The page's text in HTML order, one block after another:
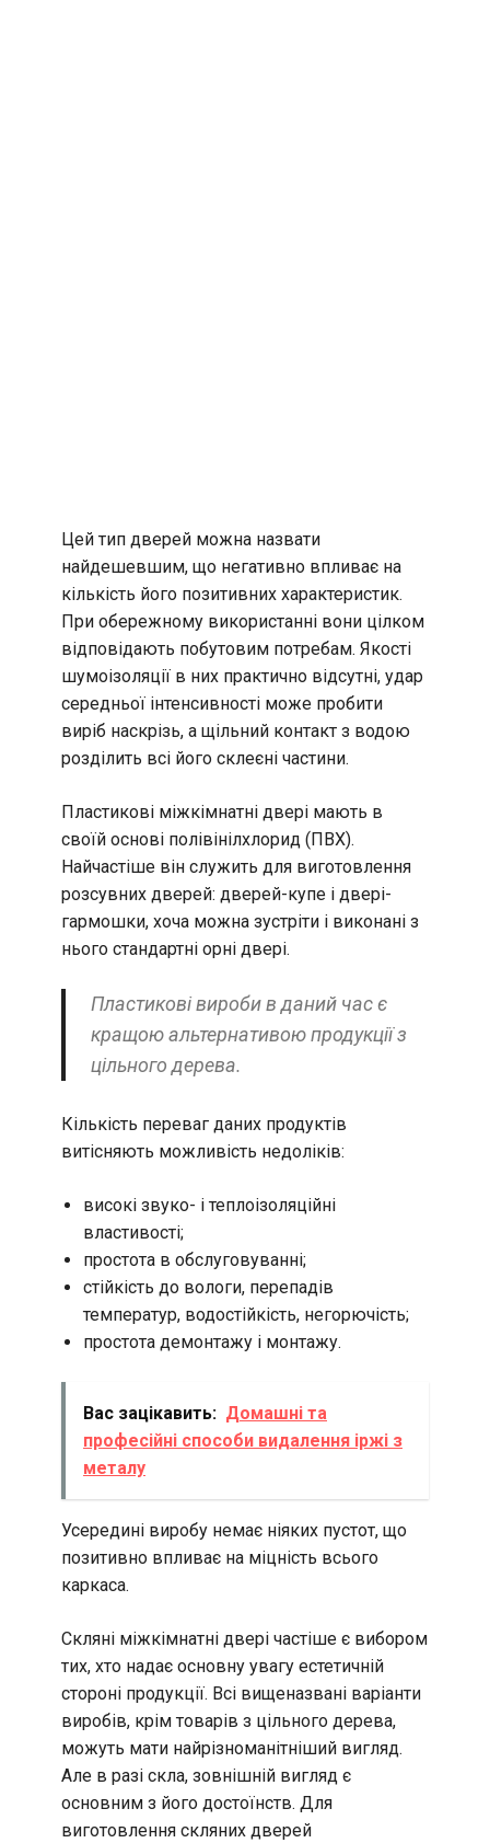
Цей тип дверей можна назвати
найдешевшим, що негативно впливає на
кількість його позитивних характеристик.
При обережному використанні вони цілком
відповідають побутовим потребам. Якості
шумоізоляції в них практично відсутні, удар
середньої інтенсивності може пробити
виріб наскрізь, а щільний контакт з водою
розділить всі його склеєні частини.
Пластикові міжкімнатні двері мають в
своїй основі полівінілхлорид (ПВХ).
Найчастіше він служить для виготовлення
розсувних дверей: дверей-купе і двері-
гармошки, хоча можна зустріти і виконані з
нього стандартні орні двері.
Пластикові вироби в даний час є
кращою альтернативою продукції з
цільного дерева.
Кількість переваг даних продуктів
витісняють можливість недоліків:
високі звуко- і теплоізоляційні
властивості;
простота в обслуговуванні;
стійкість до вологи, перепадів
температур, водостійкість, негорючість;
простота демонтажу і монтажу.
Вас зацікавить: Домашні та
професійні способи видалення іржі з
металу
Усередині виробу немає ніяких пустот, що
позитивно впливає на міцність всього
каркаса.
Скляні міжкімнатні двері частіше є вибором
тих, хто надає основну увагу естетичній
стороні продукції. Всі вищеназвані варіанти
виробів, крім товарів з цільного дерева,
можуть мати найрізноманітніший вигляд.
Але в разі скла, зовнішній вигляд є
основним з його достоїнств. Для
виготовлення скляних дверей